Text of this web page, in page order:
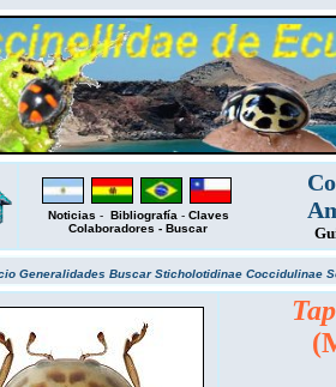
Noticias - Bibliografía - Claves
Colaboradores - Buscar
Generalidades BuscarSticholotidinae Coccidulinae